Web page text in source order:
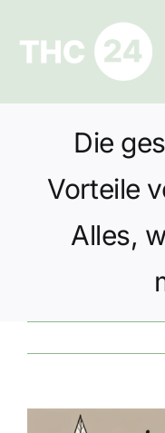
springen
Ratgeber
Datenschutz
Die
Vorteile
Alles,